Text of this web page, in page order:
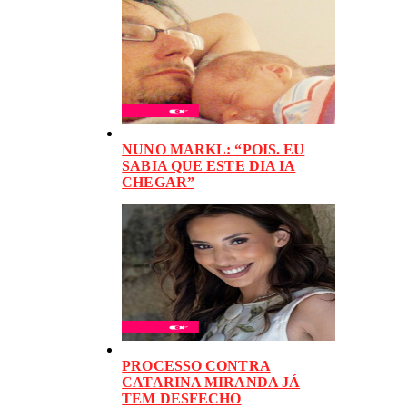
NUNO MARKL: “POIS. EU
SABIA QUE ESTE DIA IA
CHEGAR”
PROCESSO CONTRA
CATARINA MIRANDA JÁ
TEM DESFECHO